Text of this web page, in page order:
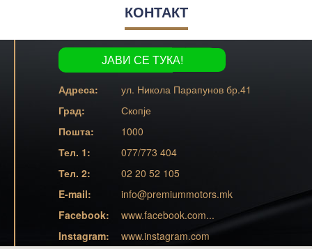
КОНТАКТ
ЈАВИ СЕ ТУКА!
tel:077/773 404
ул. Никола Парапунов бр.41
Скопје
1000
077/773 404
02 20 52 105
info@premiummotors.mk
www.facebook.com...
www.instagram.com